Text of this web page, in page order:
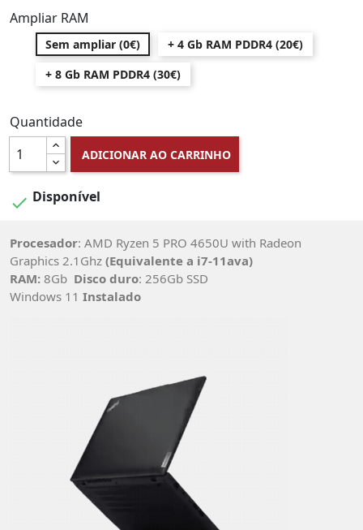
Ampliar RAM
Sem ampliar (0€)
+ 4 Gb RAM PDDR4 (20€)
+ 8 Gb RAM PDDR4 (30€)
Quantidade
ADICIONAR AO CARRINHO
 Disponível
Procesador: AMD Ryzen 5 PRO 4650U with Radeon
Graphics 2.1Ghz (Equivalente a i7-11ava)
RAM: 8Gb Disco duro: 256Gb SSD
Windows 11 Instalado